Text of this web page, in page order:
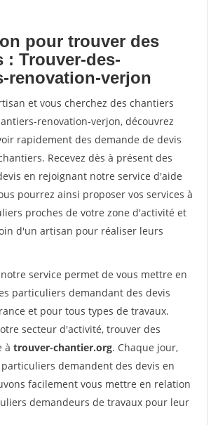
pour trouver des
: Trouver-des-
renovation-verjon
et vous cherchez des chantiers
renovation-verjon, découvrez
rapidement des demande de devis
Recevez dès à présent des
en rejoignant notre service d'aide
pourrez ainsi proposer vos services à
proches de votre zone d'activité et
d'un artisan pour réaliser leurs
service permet de vous mettre en
particuliers demandant des devis
et pour tous types de travaux.
secteur d'activité, trouver des
à trouver-chantier.org. Chaque jour,
demandent des devis en
facilement vous mettre en relation
demandeurs de travaux pour leur